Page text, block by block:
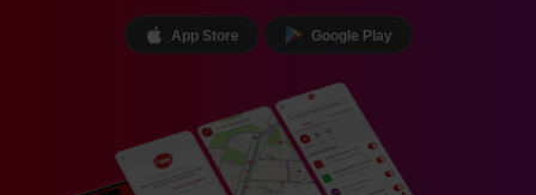
App Store Google Play